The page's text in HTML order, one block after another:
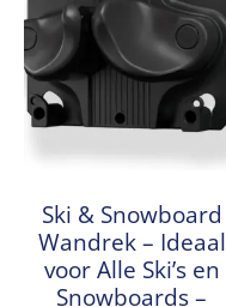
Ski & Snowboard
Wandrek – Ideaal
voor Alle Ski’s en
Snowboards –